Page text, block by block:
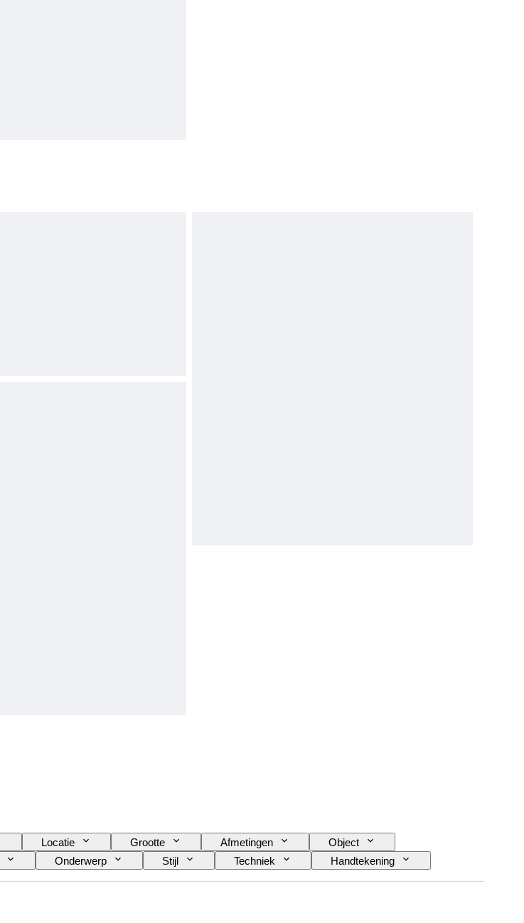
Locatie Grootte Afmetingen
Object
Onderwerp Stijl Techniek
Handtekening
Decor Verkocht door Cultuur Era
Model